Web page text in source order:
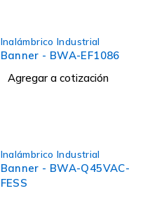
Inalámbrico Industrial
Banner - BWA-EF1086
Agregar a cotización
Inalámbrico Industrial
Banner - BWA-Q45VAC-
FESS